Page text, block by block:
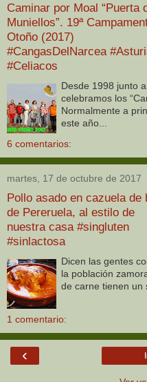
Caminar por Moal “Puerta
Muniellos”. 19ª
Otoño (2017)
#CangasDelNarcea
#Celiacos
Desde 1998 junto
celebramos los
Normalmente a
este año...
6 comentarios:
martes, 17 de octubre de 2017
Pollo asado en cazuela de
de Pereruela, al estilo de
nuestra casa #singluten
#sinlactosa
Dicen las gentes
la población
de carne tienen un
1 comentario:
‹